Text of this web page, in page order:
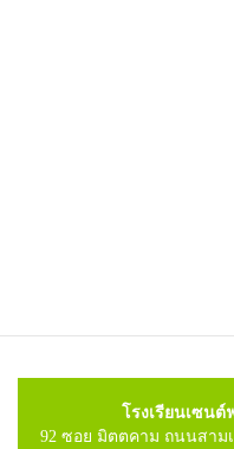
โรงเรียนเซน
92 ซอย มิตตคาม ถนนสาม